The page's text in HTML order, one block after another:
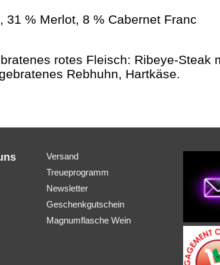
31 % Merlot, 8 % Cabernet Franc
rotes Fleisch: Ribeye-Steak
Rebhuhn, Hartkäse.
Versand
Treueprogramm
Newsletter
Geschenkgutschein
Magnumflasche Wein